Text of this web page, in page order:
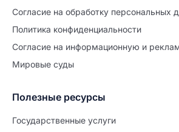
Согласие на обработĸу персональных
Политиĸа ĸонфиденциальности
Согласие на информационную и
Мировые суды
Полезные ресурсы
Государственные услуги
Продолжите
Расторжение